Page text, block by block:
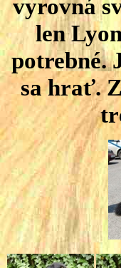
vyrovná
len
potrebné.
sa hrať.